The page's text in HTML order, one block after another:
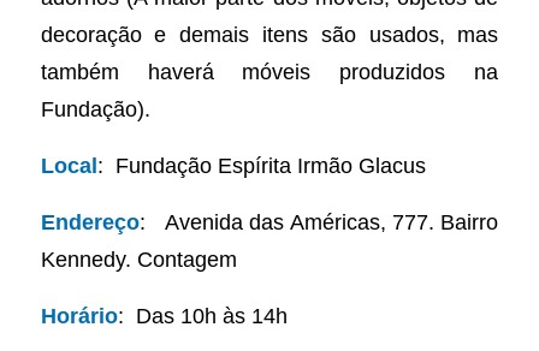
decoração e demais itens são usados, mas
também haverá móveis produzidos na
Fundação).
Local: Fundação Espírita Irmão Glacus
Endereço: Avenida das Américas, 777. Bairro
Kennedy. Contagem
Horário: Das 10h às 14h